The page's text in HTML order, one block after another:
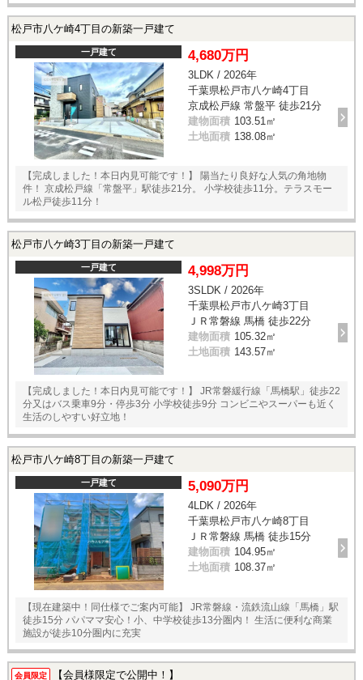
松戸市八ケ崎4丁目の新築一戸建て
一戸建て 4,680万円
3LDK / 2026年
千葉県松戸市八ケ崎4丁目
京成松戸線 常盤平 徒歩21分
建物面積 103.51㎡
土地面積 138.08㎡
【完成しました！本日内見可能です！】 陽当たり良好な人気の角地物
件！ 京成松戸線「常盤平」駅徒歩21分。 小学校徒歩11分。テラスモー
ル松戸徒歩11分！
松戸市八ケ崎3丁目の新築一戸建て
一戸建て 4,998万円
3SLDK / 2026年
千葉県松戸市八ケ崎3丁目
ＪＲ常磐線 馬橋 徒歩22分
建物面積 105.32㎡
土地面積 143.57㎡
【完成しました！本日内見可能です！】 JR常磐緩行線「馬橋駅」徒歩22
分又はバス乗車9分・停歩3分 小学校徒歩9分 コンビニやスーパーも近く
生活のしやすい好立地！
松戸市八ケ崎8丁目の新築一戸建て
一戸建て 5,090万円
4LDK / 2026年
千葉県松戸市八ケ崎8丁目
ＪＲ常磐線 馬橋 徒歩15分
建物面積 104.95㎡
土地面積 108.37㎡
【現在建築中！同仕様でご案内可能】 JR常磐線・流鉄流山線「馬橋」駅
徒歩15分 パパママ安心！小、中学校徒歩13分圏内！ 生活に便利な商業
施設が徒歩10分圏内に充実
会員限定 【会員様限定で公開中！】